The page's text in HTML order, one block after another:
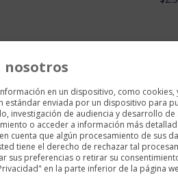
nosotros
en un dispositivo, como cookies,
enviada por un dispositivo para
investigación de audiencia y desarrollo de
o acceder a información más
cuenta que algún procesamiento de sus
tiene el derecho de rechazar tal
sus preferencias o retirar su
en la parte inferior de la página